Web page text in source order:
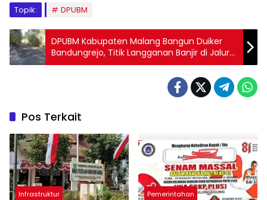
Topik:
DPUBM
DPUBM Kabupaten Malang Bangun Duiker
Bandungrejo, Titik Langganan Banjir di Jalur
Bantur–Pagak Mulai Teratasi
Pos Terkait
Infrastruktur Pemerintahan